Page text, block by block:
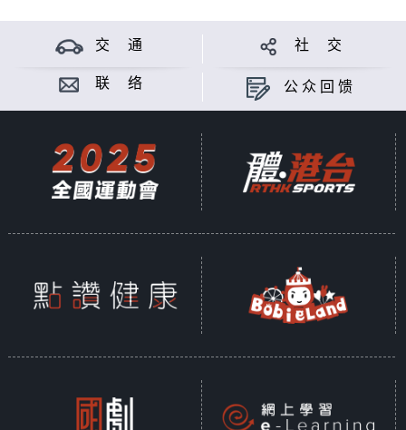
交 通 社 交
联 络 公众回馈